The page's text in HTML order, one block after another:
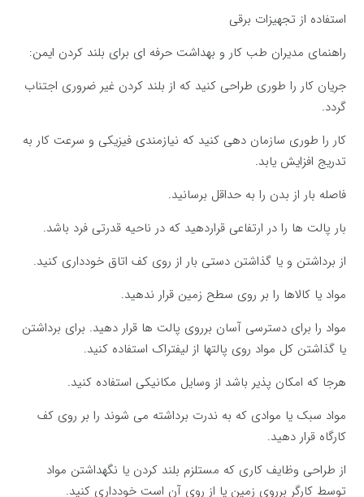
استفاده از تجهیزات برقی
راهنمای مدیران طب کار و بهداشت حرفه ای برای بلند کردن ایمن:
جریان کار را طوری طراحی کنید که از بلند کردن غیر ضروری اجتناب
گردد.
کار را طوری سازمان دهی کنید که نیازمندی فیزیکی و سرعت کار به
تدریج افزایش یابد.
فاصله بار از بدن را به حداقل برسانید.
بار پالت ها را در ارتفاعی قراردهید که در ناحیه قدرتی فرد باشد.
از برداشتن و یا گذاشتن دستی بار از روی کف اتاق خودداری کنید.
مواد یا کالاها را بر روی سطح زمین قرار ندهید.
مواد را برای دسترسی آسان برروی پالت ها قرار دهید. برای برداشتن
یا گذاشتن کل مواد روی پالتها از لیفتراک استفاده کنید.
هرجا که امکان پذیر باشد از وسایل مکانیکی استفاده کنید.
مواد سبک یا موادی که به ندرت برداشته می شوند را بر روی کف
کارگاه قرار دهید.
از طراحی وظایف کاری که مستلزم بلند کردن یا نگهداشتن مواد
توسط کارگر برروی زمین یا از روی آن است خودداری کنید.